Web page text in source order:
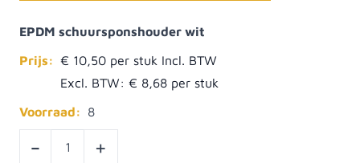
EPDM schuursponshouder wit
Prijs: € 10,50
Excl. BTW: € 8,68
Voorraad:
8
- +